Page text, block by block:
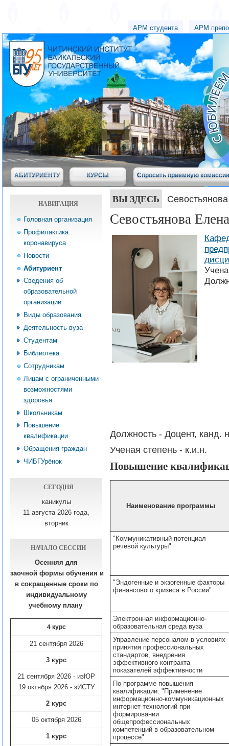
АРМ студента АРМ
АБИТУРИЕНТУ КУРСЫ Спросить приемную
НАВИГАЦИЯ
Головная организация
Профилактика
коронавируса
Новости
Абитуриент
Сведения об
образовательной
организации
Виды образования
Деятельность вуза
Студентам
Библиотека
Сотрудникам
Лицам с ограниченными
возможностями
здоровья
Школьникам
Повышение
квалификации
Обращения граждан
ЧИБГУрёнок
СЕГОДНЯ
каникулы
11 августа 2026 года,
вторник
НАЧАЛО СЕССИИ
Осенняя для
заочной формы обучения и
в сокращенные сроки по
индивидуальному
учебному плану​
4 курс
21 сентября 2026
3 курс
21 сентября 2026 - изЮР
19 октября 2026 - зИСТУ
2 курс
05 октября 2026
1 курс
ВЫ ЗДЕСЬ
Севостьянова
Должность - Доцент, канд.
Ученая степень - к.и.н.
Повышение
Наименование программы
"Коммуникативный потенциал
речевой культуры"
"Эндогенные и экзогенные факторы
финансового кризиса в России"
Электронная информационно-
образовательная среда вуза
Управление персоналом в условиях
принятия профессиональных
стандартов, внедрения
эффективного контракта
показателей эффективности
По программе повышения
квалификации: "Применение
информационно-коммуникационных
интернет-технологий при
формировании
общепрофессиональных
компетенций в образовательном
процессе"